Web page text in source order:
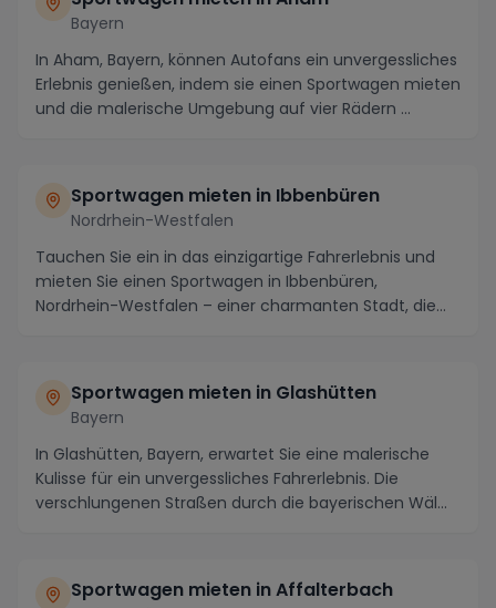
Bayern
In Aham, Bayern, können Autofans ein unvergessliches
Erlebnis genießen, indem sie einen Sportwagen mieten
und die malerische Umgebung auf vier Rädern ...
Sportwagen mieten in Ibbenbüren
Nordrhein-Westfalen
Tauchen Sie ein in das einzigartige Fahrerlebnis und
mieten Sie einen Sportwagen in Ibbenbüren,
Nordrhein-Westfalen – einer charmanten Stadt, die
Sportwagen mieten in Glashütten
Bayern
In Glashütten, Bayern, erwartet Sie eine malerische
Kulisse für ein unvergessliches Fahrerlebnis. Die
verschlungenen Straßen durch die bayerischen Wäl...
Sportwagen mieten in Affalterbach